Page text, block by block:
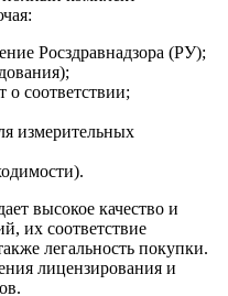
Росздравнадзора (РУ);
соответствии;
измерительных
высокое качество и
их соответствие
легальность покупки.
лицензирования и